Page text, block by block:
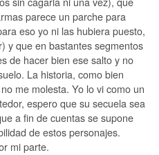
parece un parche para
eso yo ni las hubiera puesto,
y que en bastantes segmentos
de hacer bien ese salto y no
La historia, como bien
me molesta. Yo lo vi como un
espero que su secuela sea
a fin de cuentas se supone
de estos personajes.
mi parte.